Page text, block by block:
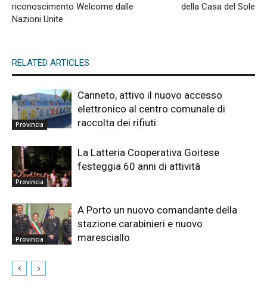
riconoscimento Welcome dalle
Nazioni Unite
della Casa del Sole
RELATED ARTICLES
Provincia
Canneto, attivo il nuovo accesso
elettronico al centro comunale di
raccolta dei rifiuti
Provincia
La Latteria Cooperativa Goitese
festeggia 60 anni di attività
Provincia
A Porto un nuovo comandante della
stazione carabinieri e nuovo
maresciallo